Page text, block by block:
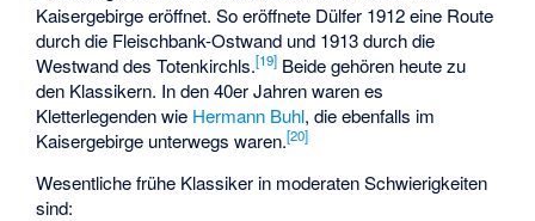
Kaisergebirge eröffnet. So eröffnete Dülfer 1912 eine Route
durch die Fleischbank-Ostwand und 1913 durch die
Westwand des Totenkirchls.[19] Beide gehören heute zu
den Klassikern. In den 40er Jahren waren es
Kletterlegenden wie Hermann Buhl, die ebenfalls im
Kaisergebirge unterwegs waren.[20]
Wesentliche frühe Klassiker in moderaten Schwierigkeiten
sind: